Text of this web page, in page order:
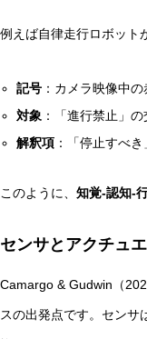
例えば自律走行ロボット
記号 ：カメラ映像中
対象 ：「進行禁止」
解釈項 ：「停止すべ
このように、 知覚-認知-
センサとアクチュ
Camargo & Gudwin（
スの出発点です。センサ